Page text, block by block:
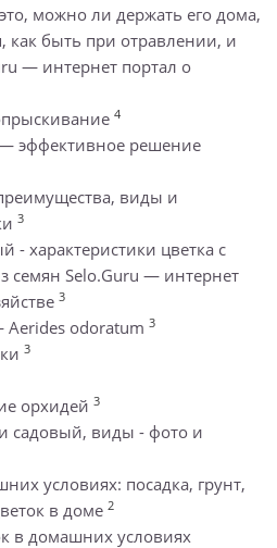
можно ли держать его дома,
как быть при отравлении, и
— интернет портал о
4
эффективное решение
виды и
3
характеристики цветка с
семян Selo.Guru — интернет
3
odoratum 3
3
орхидей 3
садовый, виды - фото и
условиях: посадка, грунт,
в доме 2
в домашних условиях